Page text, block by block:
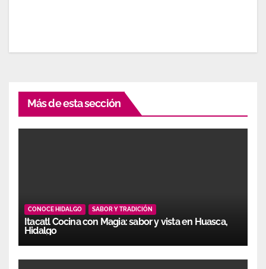
Más de esta sección
CONOCE HIDALGO SABOR Y TRADICIÓN
Itacatl Cocina con Magia: sabor y vista en Huasca,
Hidalgo